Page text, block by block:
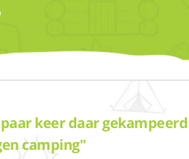
keer daar
camping"